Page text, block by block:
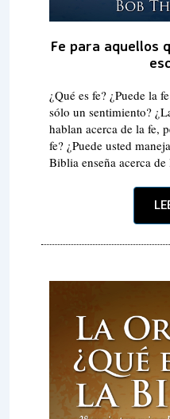
Fe para aquellos
¿Qué es fe? ¿Puede la
sólo un sentimiento?
hablan acerca de la fe,
fe? ¿Puede usted
Biblia enseña acerca de